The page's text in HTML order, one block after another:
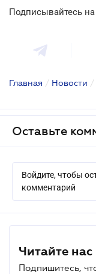
Подписывайтесь
Главная / Новости /
Оставьте
Войдите, чтобы
комментарий
Читайте нас
Подпишитесь,